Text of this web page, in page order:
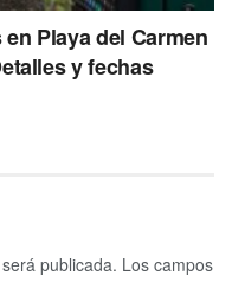
Playa del Carmen
y fechas
publicada. Los campos